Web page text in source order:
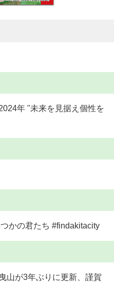
年 "未来を見据え個性を
かの君たち #findakitacity
山が3年ぶりに更新、謹賀